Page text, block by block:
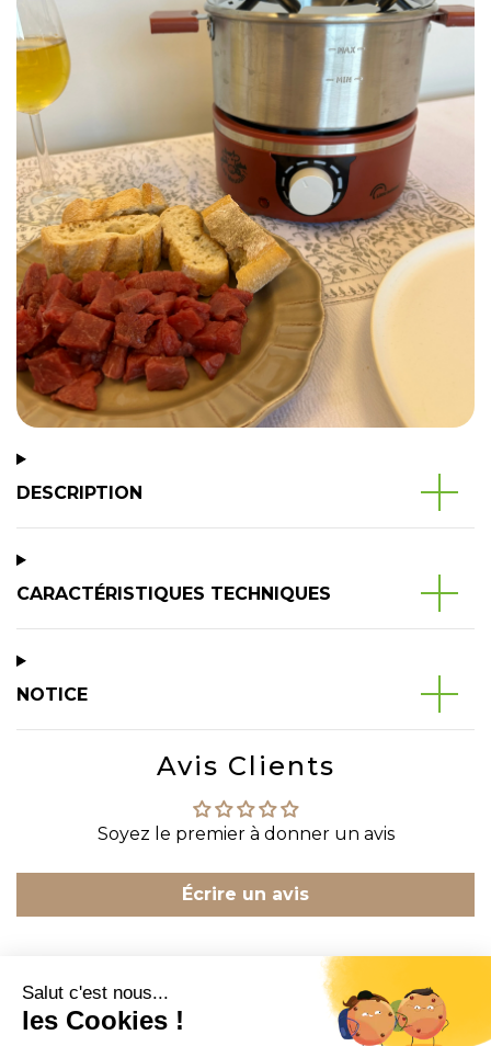
DESCRIPTION
CARACTÉRISTIQUES TECHNIQUES
NOTICE
Avis Clients
Soyez le premier à donner un avis
Écrire un avis
CONTACT